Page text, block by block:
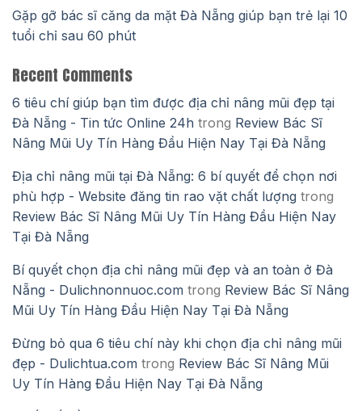
Gặp gỡ bác sĩ căng da mặt Đà Nẵng giúp bạn trẻ lại 10
tuổi chỉ sau 60 phút
Recent Comments
6 tiêu chí giúp bạn tìm được địa chỉ nâng mũi đẹp tại
Đà Nẵng - Tin tức Online 24h trong Review Bác Sĩ
Nâng Mũi Uy Tín Hàng Đầu Hiện Nay Tại Đà Nẵng
Địa chỉ nâng mũi tại Đà Nẵng: 6 bí quyết để chọn nơi
phù hợp - Website đăng tin rao vặt chất lượng trong
Review Bác Sĩ Nâng Mũi Uy Tín Hàng Đầu Hiện Nay
Tại Đà Nẵng
Bí quyết chọn địa chỉ nâng mũi đẹp và an toàn ở Đà
Nẵng - Dulichnonnuoc.com trong Review Bác Sĩ Nâng
Mũi Uy Tín Hàng Đầu Hiện Nay Tại Đà Nẵng
Đừng bỏ qua 6 tiêu chí này khi chọn địa chỉ nâng mũi
đẹp - Dulichtua.com trong Review Bác Sĩ Nâng Mũi
Uy Tín Hàng Đầu Hiện Nay Tại Đà Nẵng